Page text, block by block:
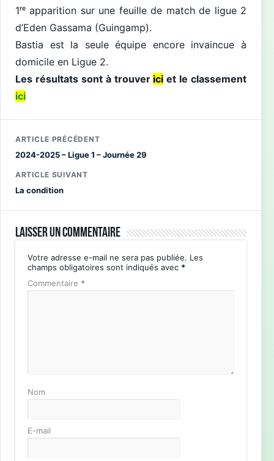
1ʳᵉ apparition sur une feuille de match de ligue 2
d’Eden Gassama (Guingamp).
Bastia est la seule équipe encore invaincue à
domicile en Ligue 2.
Les résultats sont à trouver ici et le classement
ici
ARTICLE PRÉCÉDENT
2024-2025 – Ligue 1 – Journée 29
ARTICLE SUIVANT
La condition
Laisser un commentaire
Votre adresse e-mail ne sera pas publiée. Les
champs obligatoires sont indiqués avec *
Commentaire *
Nom
E-mail